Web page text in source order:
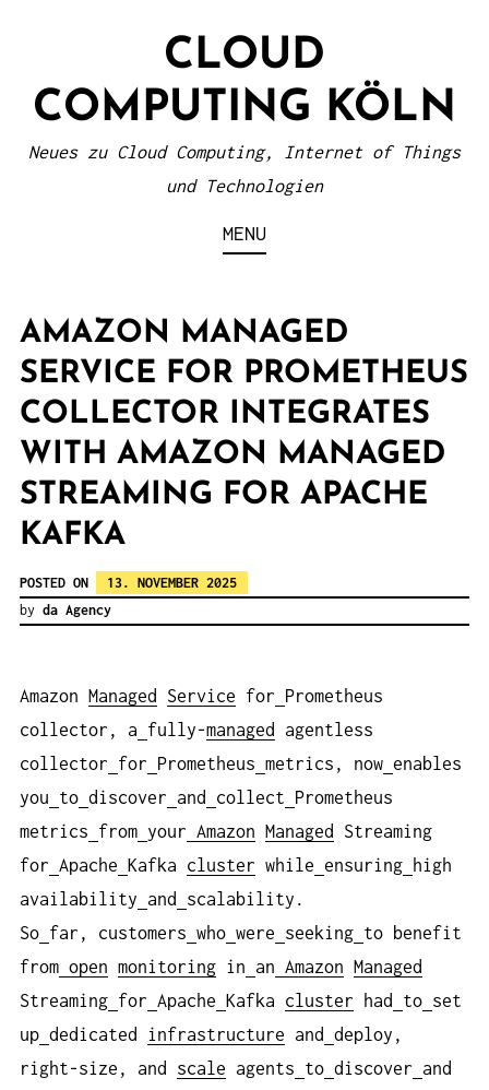
CLOUD
COMPUTING KÖLN
Neues zu Cloud Computing, Internet of Things
und Technologien
MENU
AMAZON MANAGED
SERVICE FOR PROMETHEUS
COLLECTOR INTEGRATES
WITH AMAZON MANAGED
STREAMING FOR APACHE
KAFKA
POSTED ON
13. NOVEMBER 2025
by da Agency
Amazon Managed Service for
Prometheus
collector, a
fully-managed
agentless
collector
for Prometheus metrics, now enables
you
to discover and collect
Prometheus
metrics
from your Amazon Managed
Streaming
for Apache Kafka cluster while ensuring
high
availability
and
scalability.
So far, customers who were seeking to benefit
from open monitoring in an Amazon Managed
Streaming for Apache Kafka cluster had to set
up dedicated infrastructure and
deploy,
right-size, and scale agents to discover
and